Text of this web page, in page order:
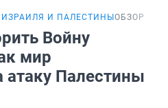
И ПАЛЕСТИНЫ ОБЗОР
Войну
мир
атаку Палестины